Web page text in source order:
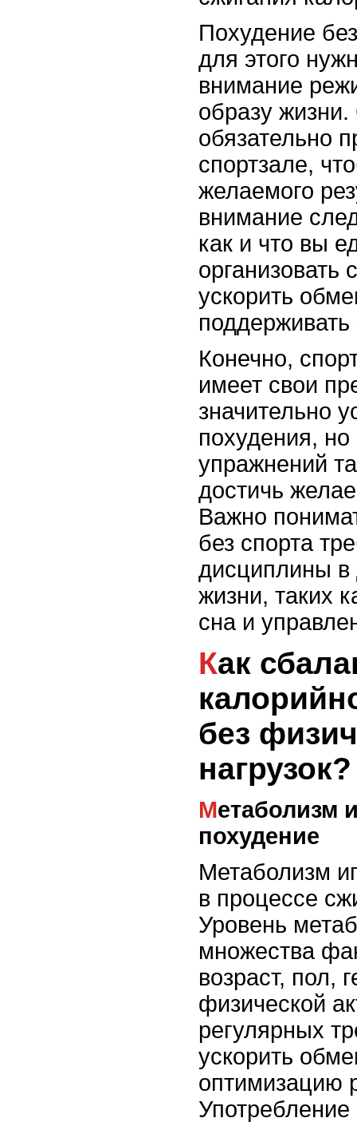
Похудение
для этого
внимание
образу
обязательно
спортзале,
желаемого
внимание
как и что вы
организовать
ускорить
Конечно,
имеет свои
значительно
похудения,
упражнений
достичь
Важно
без спорта
дисциплины в
жизни, таких
сна и
Как сбалансировать
без
нагрузок?
Метаболизм и его влияние на
похудение
Метаболизм
в процессе
Уровень
множества
возраст, пол,
физической
регулярных
ускорить
оптимизацию